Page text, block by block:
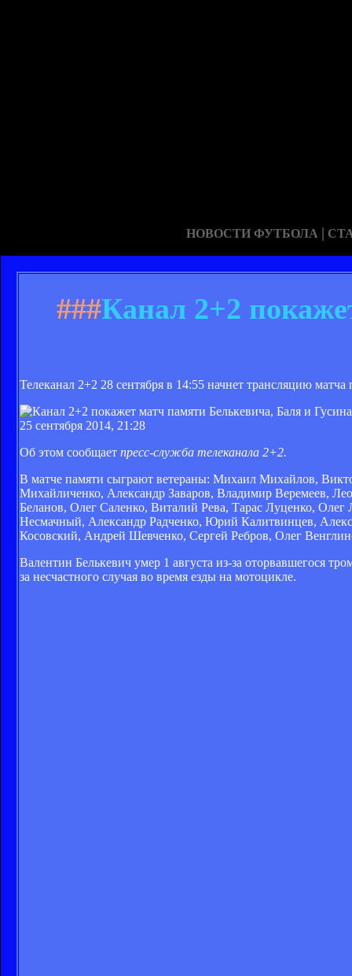
НОВОСТИ ФУТБОЛА |
###Канал 2+2
Телеканал 2+2 28 сентября в 14:55 начнет трансляцию
25 сентября 2014, 21:28
Об этом сообщает пресс-служба телеканала 2+2.
В матче памяти сыграют ветераны: Михаил Михайлов,
Михайличенко, Александр Заваров, Владимир Веремеев,
Беланов, Олег Саленко, Виталий Рева, Тарас Луценко,
Несмачный, Александр Радченко, Юрий Калитвинцев,
Косовский, Андрей Шевченко, Сергей Ребров, Олег
Валентин Белькевич умер 1 августа из-за оторвавшегося
за несчастного случая во время езды на мотоцикле.